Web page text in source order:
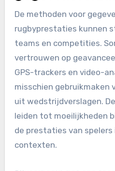
Het meten van de
brengt verschillende
waaronder
gegevensverzameling en
omstandigheden van
kunnen de
van prestatiemetrics
Inconsistenties
methoden voor